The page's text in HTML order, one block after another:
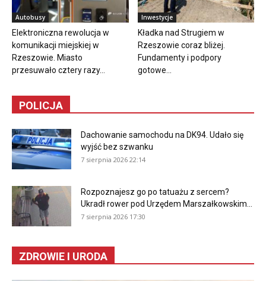
Autobusy
Elektroniczna rewolucja w
komunikacji miejskiej w
Rzeszowie. Miasto
przesuwało cztery razy...
Inwestycje
Kładka nad Strugiem w
Rzeszowie coraz bliżej.
Fundamenty i podpory
gotowe...
POLICJA
Dachowanie samochodu na DK94. Udało się
wyjść bez szwanku
7 sierpnia 2026 22:14
Rozpoznajesz go po tatuażu z sercem?
Ukradł rower pod Urzędem Marszałkowskim...
7 sierpnia 2026 17:30
ZDROWIE I URODA